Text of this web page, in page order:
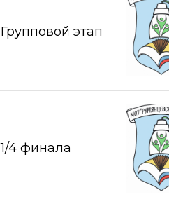
Групповой этап
1/4 финала